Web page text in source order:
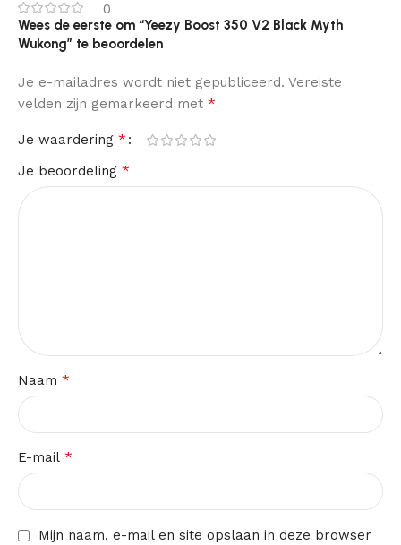
0
Wees de eerste om “Yeezy Boost 350 V2 Black Myth
Wukong” te beoordelen
Je e-mailadres wordt niet gepubliceerd. Vereiste
velden zijn gemarkeerd met *
Je waardering *
Je beoordeling *
Naam *
E-mail *
Mijn naam, e-mail en site opslaan in deze browser